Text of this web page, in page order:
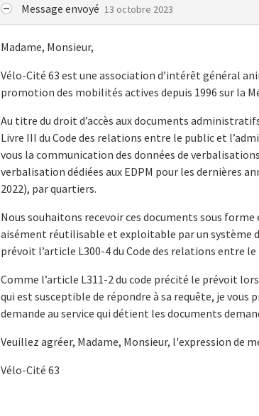
Message envoyé 13 octobre 2023
Madame, Monsieur,
Vélo-Cité 63 est une association d’intérêt général
promotion des mobilités actives depuis 1996 sur la
Au titre du droit d’accès aux documents
Livre III du Code des relations entre le public et
vous la communication des données de
verbalisation dédiées aux EDPM pour les dernières
2022), par quartiers.
Nous souhaitons recevoir ces documents sous
aisément réutilisable et exploitable par un
prévoit l’article L300-4 du Code des relations entre
Comme l’article L311-2 du code précité le prévoit
qui est susceptible de répondre à sa requête, je
demande au service qui détient les documents
Veuillez agréer, Madame, Monsieur, l'expression de
Vélo-Cité 63